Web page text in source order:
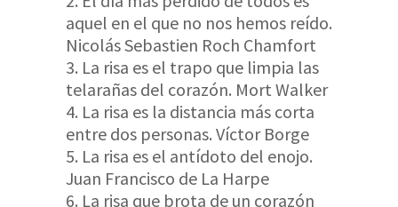
aquel en el que no nos hemos reído.
Nicolás Sebastien Roch Chamfort
La risa es el trapo que limpia las
telarañas del corazón. Mort Walker
La risa es la distancia más corta
entre dos personas. Víctor Borge
La risa es el antídoto del enojo.
Juan Francisco de La Harpe
La risa que brota de un corazón